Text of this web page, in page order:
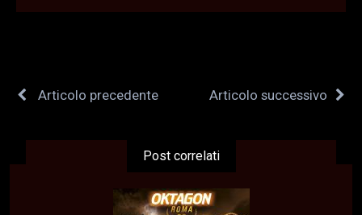
Articolo precedente Articolo successivo
Post correlati